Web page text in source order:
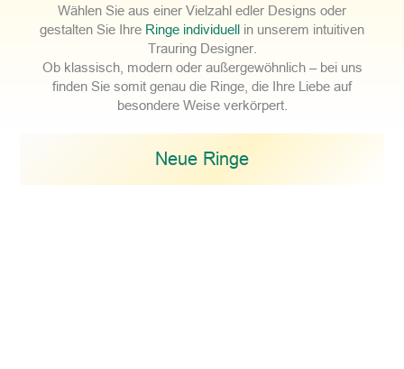
Wählen Sie aus einer Vielzahl edler Designs oder
gestalten Sie Ihre Ringe individuell in unserem intuitiven
Trauring Designer.
Ob klassisch, modern oder außergewöhnlich – bei uns
finden Sie somit genau die Ringe, die Ihre Liebe auf
besondere Weise verkörpert.
Neue Ringe